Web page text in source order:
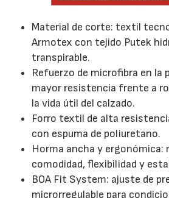
Material de corte: textil
Armotex con tejido Putek
transpirable.
Refuerzo de microfibra en la
mayor resistencia frente a
la vida útil del calzado.
Forro textil de alta
con espuma de poliuretano.
Horma ancha y ergonómica:
comodidad, flexibilidad y
BOA Fit System: ajuste de
microrregulable para